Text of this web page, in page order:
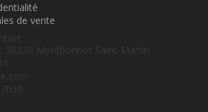
de vente
38330 Montbonnot Saint-Martin